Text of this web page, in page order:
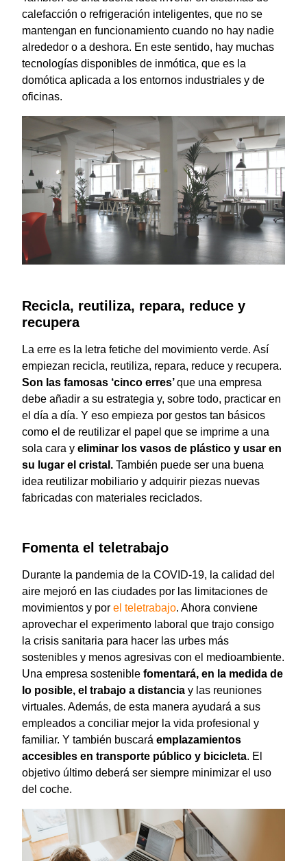
calefacción o refrigeración inteligentes, que no se
mantengan en funcionamiento cuando no hay nadie
alrededor o a deshora. En este sentido, hay muchas
tecnologías disponibles de inmótica, que es la
domótica aplicada a los entornos industriales y de
oficinas.
Recicla, reutiliza, repara, reduce y
recupera
La erre es la letra fetiche del movimiento verde. Así
empiezan recicla, reutiliza, repara, reduce y recupera.
Son las famosas ‘cinco erres’que una empresa
debe añadir a su estrategia y, sobre todo, practicar en
el día a día. Y eso empieza por gestos tan básicos
como el de reutilizar el papel que se imprime a una
sola cara y eliminar los vasos de plástico y usar en
su lugar el cristal. También puede ser una buena
idea reutilizar mobiliario y adquirir piezas nuevas
fabricadas con materiales reciclados.
Fomenta el teletrabajo
Durante la pandemia de la COVID-19, la calidad del
aire mejoró en las ciudades por las limitaciones de
movimientos y por el teletrabajo. Ahora conviene
aprovechar el experimento laboral que trajo consigo
la crisis sanitaria para hacer las urbes más
sostenibles y menos agresivas con el medioambiente.
Una empresa sostenible fomentará, en la medida de
lo posible, el trabajo a distancia y las reuniones
virtuales. Además, de esta manera ayudará a sus
empleados a conciliar mejor la vida profesional y
familiar. Y también buscará emplazamientos
accesibles en transporte público y bicicleta. El
objetivo último deberá ser siempre minimizar el uso
del coche.